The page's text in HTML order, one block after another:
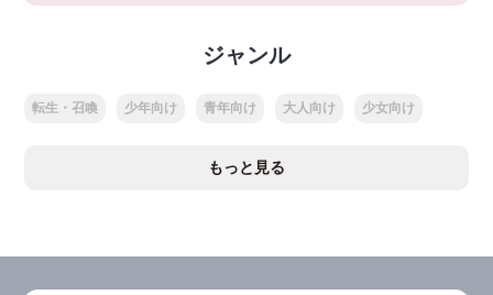
ジャンル
転生・召喚 少年向け 青年向け 大人向け 少女向け
もっと見る